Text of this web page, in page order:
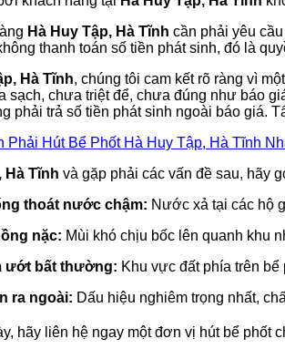
Hà Huy Tập, Hà Tĩnh cần phải yêu
thanh toán số tiền phát sinh, đó là
Hà Tĩnh, chúng tôi cam kết rõ ràng vì một
sạch, chưa triệt để, chưa đúng như báo
phải trả số tiền phát sinh ngoài báo giá.
Phải Hút Bể Phốt Hà Huy Tập, Hà Tĩnh
Hà Tĩnh và gặp phải các vấn đề sau, hãy
thoát nước chậm: Nước xả tại các hộ
nặc: Mùi khó chịu bốc lên quanh khu
ướt bất thường: Khu vực đất phía trên
ra ngoài: Dấu hiệu nghiêm trọng nhất,
hãy liên hệ ngay một đơn vị hút bể phốt